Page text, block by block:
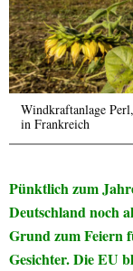
Windkraftanlage
in Frankreich
Pünktlich zum
Deutschland noch
Grund zum Feiern
Gesichter. Die EU